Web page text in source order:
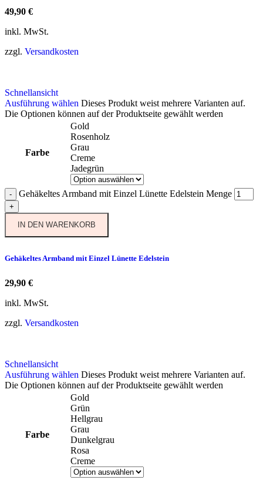
49,90 €
inkl. MwSt.
zzgl. Versandkosten
Schnellansicht
Ausführung wählen Dieses Produkt weist mehrere Varianten auf.
Die Optionen können auf der Produktseite gewählt werden
Farbe
Gold
Rosenholz
Grau
Creme
Jadegrün
- Gehäkeltes Armband mit Einzel Lünette Edelstein Menge
+
IN DEN WARENKORB
Gehäkeltes Armband mit Einzel Lünette Edelstein
29,90 €
inkl. MwSt.
zzgl. Versandkosten
Schnellansicht
Ausführung wählen Dieses Produkt weist mehrere Varianten auf.
Die Optionen können auf der Produktseite gewählt werden
Farbe
Gold
Grün
Hellgrau
Grau
Dunkelgrau
Rosa
Creme